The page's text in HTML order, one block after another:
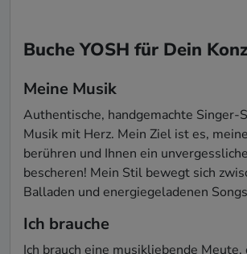
Buche YOSH für Dein
Meine Musik
Authentische, handgemachte Singer-
Musik mit Herz. Mein Ziel ist es,
berühren und Ihnen ein
bescheren! Mein Stil bewegt sich
Balladen und energiegeladenen
Ich brauche
Ich brauch eine musikliebende